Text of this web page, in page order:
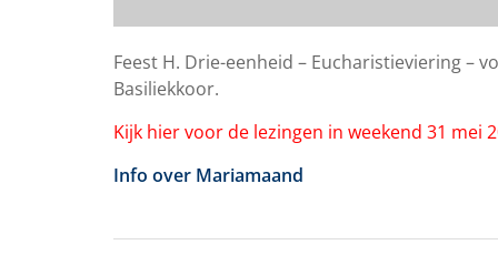
Feest H. Drie-eenheid – Eucharistieviering –
Basiliekkoor.
Kijk hier voor de lezingen in weekend 31 mei
Info over Mariamaand